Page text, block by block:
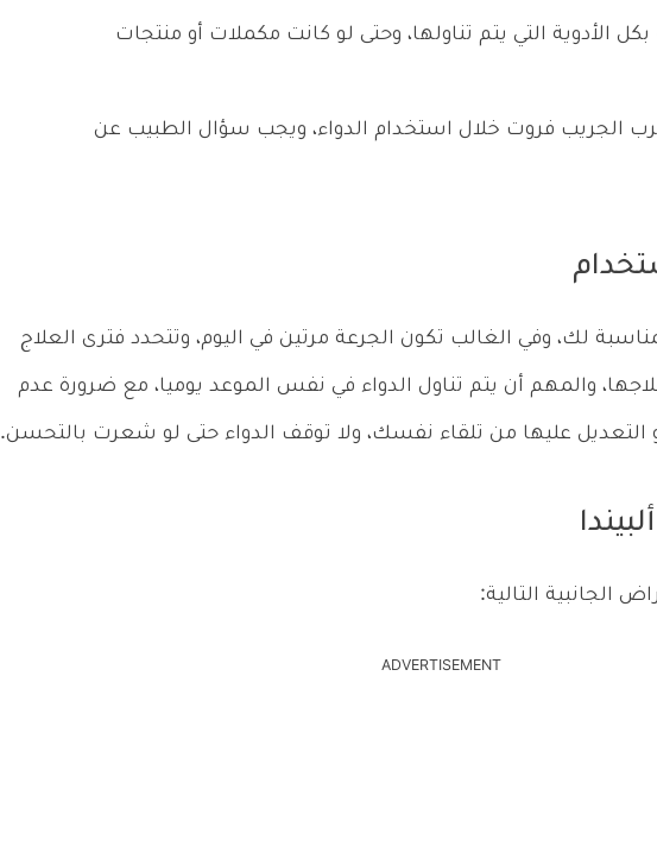
الأدوية التي يتم تناولها، وحتى لو كانت مكملات أو منتجات
الجريب فروت خلال استخدام الدواء، ويجب سؤال الطبيب عن
لك، وفي الغالب تكون الجرعة مرتين في اليوم، وتتحدد فترى العلاج
والمهم أن يتم تناول الدواء في نفس الموعد يوميا، مع ضرورة عدم
التعديل عليها من تلقاء نفسك، ولا توقف الدواء حتى لو شعرت بالتحسن.
الجانبية التالية:
ADVERTISEMENT